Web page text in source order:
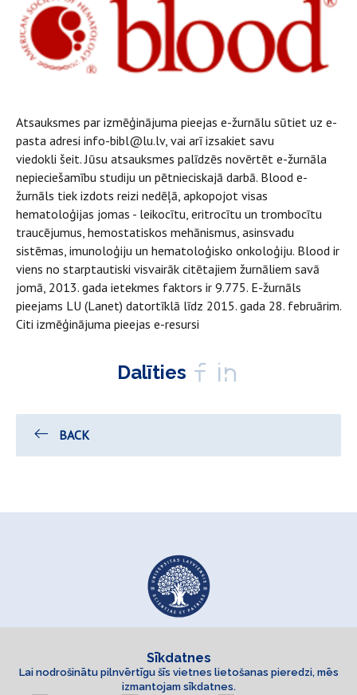
Atsauksmes par izmēģinājuma pieejas e-žurnālu sūtiet uz e-
pasta adresi info-bibl@lu.lv, vai arī izsakiet savu
viedokli šeit. Jūsu atsauksmes palīdzēs novērtēt e-žurnāla
nepieciešamību studiju un pētnieciskajā darbā. Blood e-
žurnāls tiek izdots reizi nedēļā, apkopojot visas
hematoloģijas jomas - leikocītu, eritrocītu un trombocītu
traucējumus, hemostatiskos mehānismus, asinsvadu
sistēmas, imunoloģiju un hematoloģisko onkoloģiju. Blood ir
viens no starptautiski visvairāk citētajiem žurnāliem savā
jomā, 2013. gada ietekmes faktors ir 9.775. E-žurnāls
pieejams LU (Lanet) datortīklā līdz 2015. gada 28. februārim.
Citi izmēģinājuma pieejas e-resursi
Dalīties
BACK
Sīkdatnes
Lai nodrošinātu pilnvērtīgu šīs vietnes lietošanas pieredzi, mēs
izmantojam sīkdatnes.